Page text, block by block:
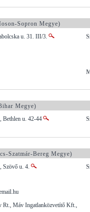
Sopron Megye)
u. 31. III/3.
Megye)
Bethlen u. 42-44
Szatmár-Bereg Megye)
Szövő u. 4.
Rt., Máv Ingatlanközvetítő Kft.,